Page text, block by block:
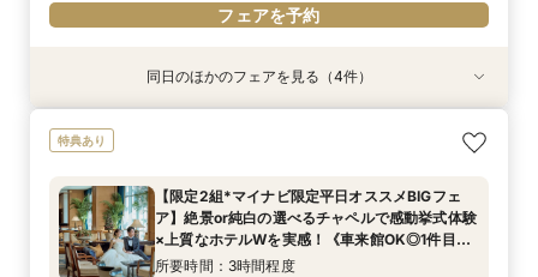
フェアを予約
8/12(水)
上質ホテルで叶える◆フォトウェディング相談会
11:00〜
13:00〜
15:00〜
8/12(水)
新郎新婦のみもOK◆挙式のみ開催の方向け相談
11:00〜
13:00〜
15:00〜
8/12(水)
◆高層階*絶景ウェディング◆館内神前式×*和婚
10:00〜
13:00〜
15:00〜
8/12(水)
10:00〜
13:00〜
15:00〜
同日のほかのフェアを見る（4件）
特典あり
【限定2組*マイナビ限定平日オススメBIGフェ
ア】絶景or純白の選べるチャペルで感動挙式体験
×上質なホテルWを実感！《車来館OK◎1件目の
ご成約で1泊2日朝食付ハネムーン宿泊》
所要時間：3時間程度